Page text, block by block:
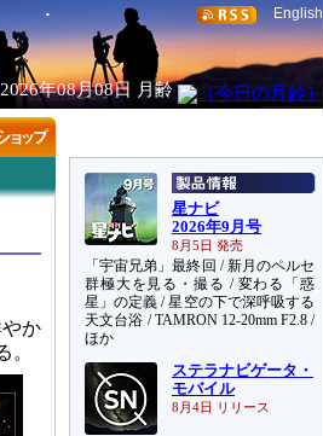
English
2026年08月08日 月齢
か
。
星ナビ
2026年9月号
8月5日 発売
「宇宙兄弟」最終回 / 新月のペルセ
群極大を見る・撮る / 変わる「惑
星」の定義 / 星空の下で深呼吸する
天文台浴 / TAMRON 12-20mm F2.8 /
ほか
ステラナビゲータ・
モバイル
8月4日 リリース